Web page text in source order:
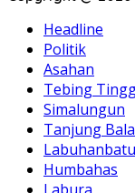
Pemkab Asahan
Remaja Putri